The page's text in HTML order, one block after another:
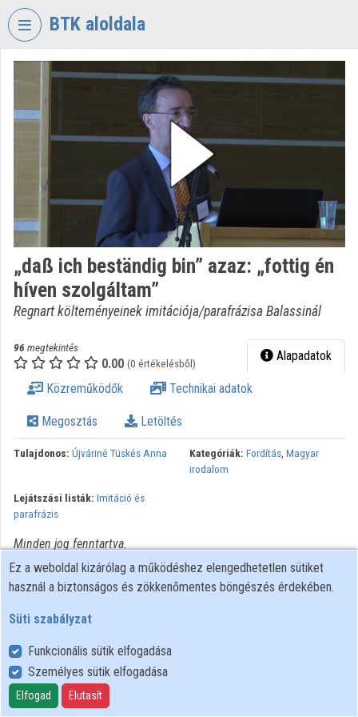
Fejléc kihagyása
BTK aloldala
VIDEOTORIUM
BÖLCSÉSZETTUDOMÁNYI
KUTATÓKÖZPONT
Intézményi kezdőlap
Bejelentkezés
Intézményi felfedezés
Kategóriák
Intézményi listák
Közreműködők
„daß ich beständig bin” azaz: „fottig én
híven szolgáltam”
Regnart költeményeinek imitációja/parafrázisa Balassinál
96 megtekintés
0.00 (0 értékelésből) Alapadatok
Közreműködők Technikai adatok
Megosztás Letöltés
Tulajdonos: Újváriné Tüskés Anna Kategóriák: Fordítás, Magyar
irodalom
Lejátszási listák: Imitáció és
parafrázis
Minden jog fenntartva.
Felhasználói szabályzat
Adatkezelési tájékoztató
Süti szabályzat
Ez a weboldal kizárólag a működéshez elengedhetetlen sütiket
használ a biztonságos és zökkenőmentes böngészés érdekében.
Süti szabályzat
Funkcionális sütik elfogadása
Személyes sütik elfogadása
Elfogad Elutasít